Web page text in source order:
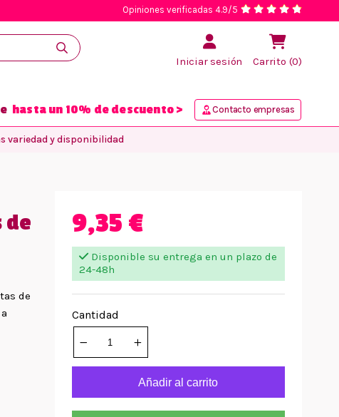
Opiniones verificadas 4.9/5
Iniciar sesión Carrito (0)
hasta un 10% de descuento > Contacto empresas
variedad y disponibilidad
de
de
9,35 €
Disponible su entrega en un plazo de
24-48h
Cantidad
Añadir al carrito